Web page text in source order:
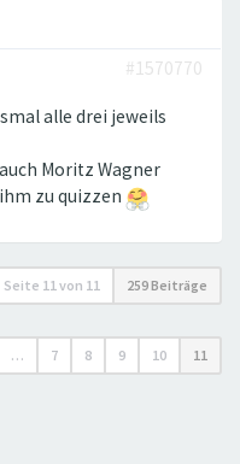
#1570770
alle drei jeweils
Moritz Wagner
zu quizzen
Seite 11 von 11 259 Beiträge
… 7 8 9 10 11